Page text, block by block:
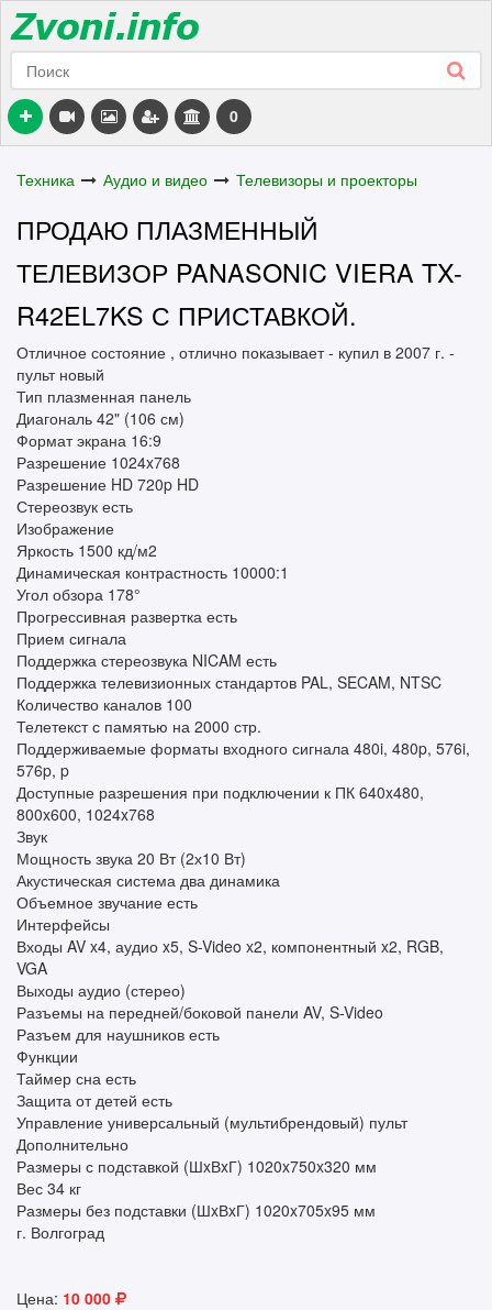
0
Техника Аудио и видео Телевизоры и проекторы
ПРОДАЮ ПЛАЗМЕННЫЙ
ТЕЛЕВИЗОР PANASONIC VIERA TX-
R42EL7KS С ПРИСТАВКОЙ.
Отличное состояние , отлично показывает - купил в 2007 г. -
пульт новый
Тип плазменная панель
Диагональ 42" (106 см)
Формат экрана 16:9
Разрешение 1024x768
Разрешение HD 720p HD
Стереозвук есть
Изображение
Яркость 1500 кд/м2
Динамическая контрастность 10000:1
Угол обзора 178°
Прогрессивная развертка есть
Прием сигнала
Поддержка стереозвука NICAM есть
Поддержка телевизионных стандартов PAL, SECAM, NTSC
Количество каналов 100
Телетекст с памятью на 2000 стр.
Поддерживаемые форматы входного сигнала 480i, 480p, 576i,
576p, p
Доступные разрешения при подключении к ПК 640x480,
800x600, 1024x768
Звук
Мощность звука 20 Вт (2х10 Вт)
Акустическая система два динамика
Объемное звучание есть
Интерфейсы
Входы AV x4, аудио x5, S-Video x2, компонентный x2, RGB,
VGA
Выходы аудио (стерео)
Разъемы на передней/боковой панели AV, S-Video
Разъем для наушников есть
Функции
Таймер сна есть
Защита от детей есть
Управление универсальный (мультибрендовый) пульт
Дополнительно
Размеры с подставкой (ШxВxГ) 1020x750x320 мм
Вес 34 кг
Размеры без подставки (ШxВxГ) 1020x705x95 мм
г. Волгоград
Цена: 10 000